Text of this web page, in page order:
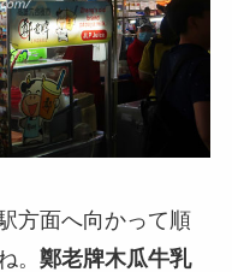
方面へ向かって順
。 鄭老牌木瓜牛乳